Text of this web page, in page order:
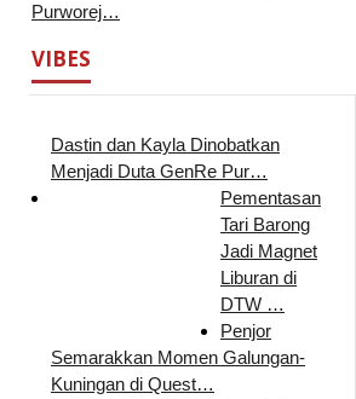
Purworej…
VIBES
Dastin dan Kayla Dinobatkan
Menjadi Duta GenRe Pur…
Pementasan
Tari Barong
Jadi Magnet
Liburan di
DTW …
Penjor
Semarakkan Momen Galungan-
Kuningan di Quest…